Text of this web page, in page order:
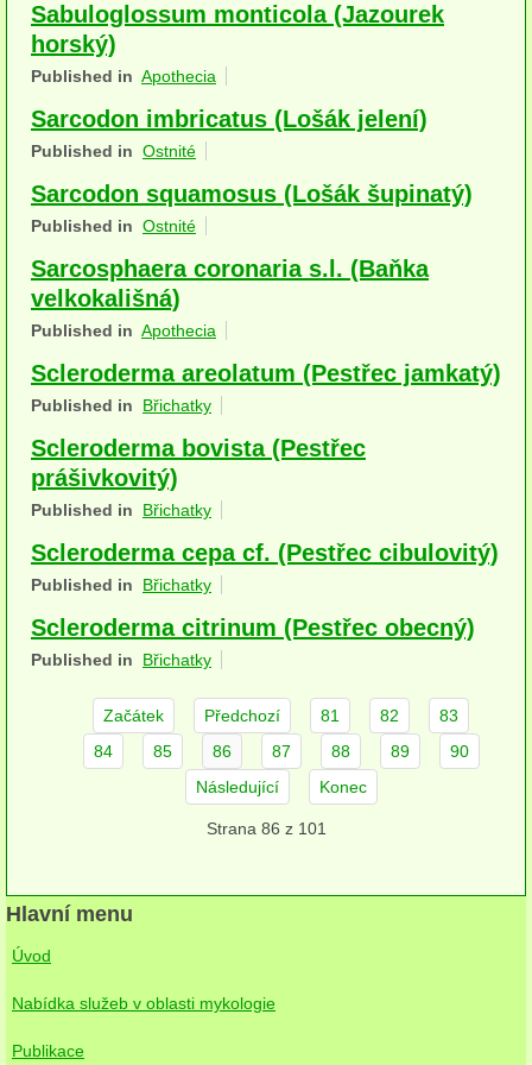
Houby (Fotogalerie)
podle typu plodnic
Apothecia
mykorhizni
terestrické saprotrofní
fungikolní
šišky, plody, květy
koprofilní
lichenizované
muscikolni
herbikolní-dvouděložné
herbikolní-kapraďorosty
Perithecia stromatická
Perithecia nestromatická
Choroše
bílá hniloba
hnědá hniloba
jednoleté
Sabuloglossum monticola (Jazourek
horský)
Published in Apothecia
Sarcodon imbricatus (Lošák jelení)
Published in Ostnité
Sarcodon squamosus (Lošák šupinatý)
Published in Ostnité
Sarcosphaera coronaria s.l. (Baňka
velkokališná)
Published in Apothecia
Scleroderma areolatum (Pestřec jamkatý)
Published in Břichatky
Scleroderma bovista (Pestřec
prášivkovitý)
Published in Břichatky
Scleroderma cepa cf. (Pestřec cibulovitý)
Published in Břichatky
Scleroderma citrinum (Pestřec obecný)
Published in Břichatky
Začátek Předchozí 81 82
83
84
85 86 87 88 89
90
Následující
Konec
Strana 86 z 101
Hlavní menu
Úvod
Nabídka služeb v oblasti mykologie
Publikace